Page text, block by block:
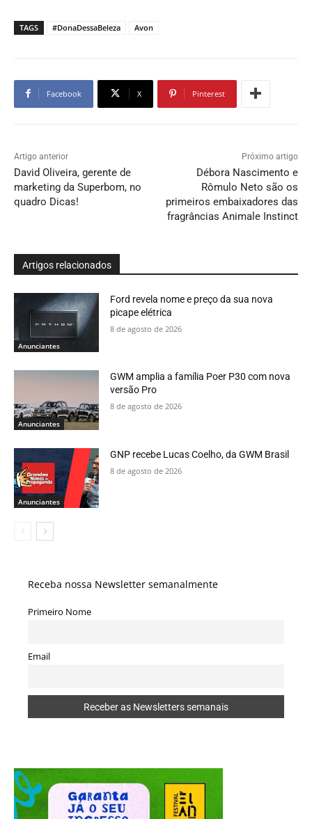
TAGS #DonaDessaBeleza Avon
Facebook X Pinterest
Artigo anterior
David Oliveira, gerente de
marketing da Superbom, no
quadro Dicas!
Próximo artigo
Débora Nascimento e
Rômulo Neto são os
primeiros embaixadores das
fragrâncias Animale Instinct
Artigos relacionados
Anunciantes
Ford revela nome e preço da sua nova
picape elétrica
8 de agosto de 2026
Anunciantes
GWM amplia a família Poer P30 com nova
versão Pro
8 de agosto de 2026
Anunciantes
GNP recebe Lucas Coelho, da GWM Brasil
8 de agosto de 2026
Receba nossa Newsletter semanalmente
Primeiro Nome
Email